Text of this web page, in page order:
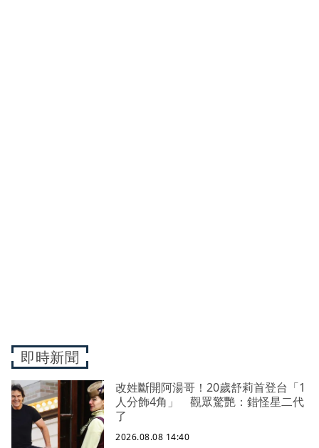
即時新聞
改姓斷開阿湯哥！20歲舒莉首登台「1
人分飾4角」 觀眾驚艷：錯怪星二代
了
2026.08.08 14:40